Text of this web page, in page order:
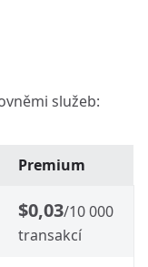
služeb:
Premium
$0,03/10 000
transakcí